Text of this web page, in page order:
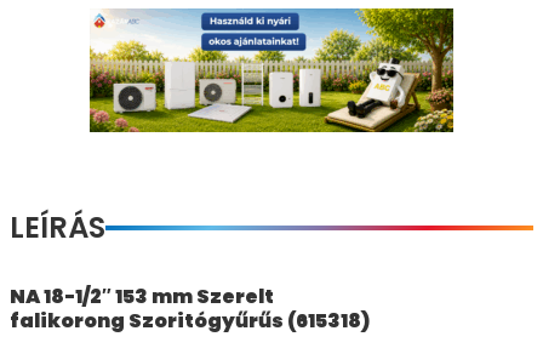
LEÍRÁS
NA 18-1/2″ 153 mm Szerelt
falikorong Szoritógyűrűs (615318)